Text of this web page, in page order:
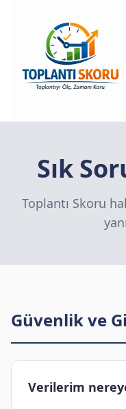
Sık
Toplantı Skoru
Güvenlik ve
Verilerim